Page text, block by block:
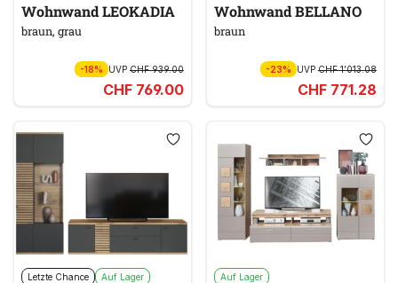
Wohnwand LEOKADIA
braun, grau
-18% UVP CHF 939.00
CHF 769.00
Wohnwand BELLANO
braun
-23% UVPCHF 1’013.08
CHF 771.28
Letzte Chance Auf Lager Auf Lager